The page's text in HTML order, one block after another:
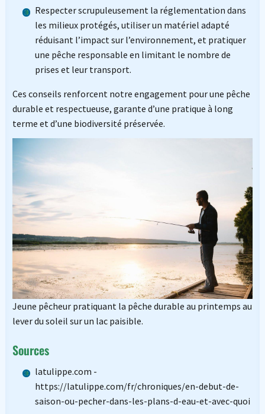
Respecter scrupuleusement la réglementation dans
les milieux protégés, utiliser un matériel adapté
réduisant l’impact sur l’environnement, et pratiquer
une pêche responsable en limitant le nombre de
prises et leur transport.
Ces conseils renforcent notre engagement pour une pêche
durable et respectueuse, garante d’une pratique à long
terme et d’une biodiversité préservée.
Jeune pêcheur pratiquant la pêche durable au printemps au
lever du soleil sur un lac paisible.
Sources
latulippe.com -
https://latulippe.com/fr/chroniques/en-debut-de-
saison-ou-pecher-dans-les-plans-d-eau-et-avec-quoi